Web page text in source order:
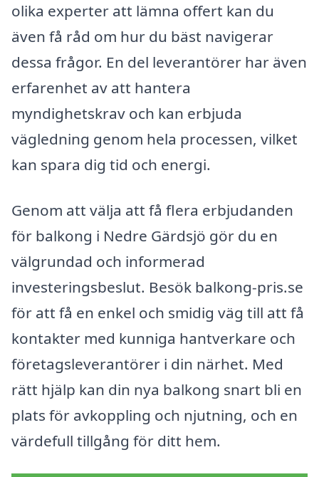
olika experter att lämna offert kan du
även få råd om hur du bäst navigerar
dessa frågor. En del leverantörer har även
erfarenhet av att hantera
myndighetskrav och kan erbjuda
vägledning genom hela processen, vilket
kan spara dig tid och energi.
Genom att välja att få flera erbjudanden
för balkong i Nedre Gärdsjö gör du en
välgrundad och informerad
investeringsbeslut. Besök balkong-pris.se
för att få en enkel och smidig väg till att få
kontakter med kunniga hantverkare och
företagsleverantörer i din närhet. Med
rätt hjälp kan din nya balkong snart bli en
plats för avkoppling och njutning, och en
värdefull tillgång för ditt hem.